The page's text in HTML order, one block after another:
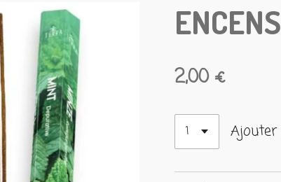
2,00 €